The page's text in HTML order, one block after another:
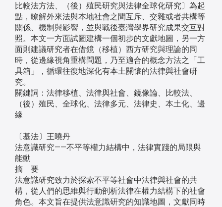
比較法方法、（後）殖民研究與法律全球化研究〕為起
點，瞭解外來法與本地社會之間互斥、交雜或者共構等
關係、機制與影響，並與戰後臺灣學界研究成果交互對
照。本文一方面試圖建構一個初步的文獻地圖，另一方
面則建議研究者在借鏡（移植）西方研究與理論的同
時，從邊緣視角重構問題，乃至適合的概念方法之「工
具箱」，循環往復地深化有本土關懷的法律與社會研
究。
關鍵詞：法律移植、法律與社會、鏡像論、比較法、
（後）殖民、全球化、法律多元、法律史、本土化、邊
緣
〔基法〕王曉丹
法意識研究——不平等權力結構中，法律實踐的局限與
能動
摘 要
法意識研究致力於探索不平等社會中法律與社會的共
構，從人們的思維與行動剖析法律在權力結構下的社會
角色。本文旨在提供法意識研究的知識地圖，文獻同時